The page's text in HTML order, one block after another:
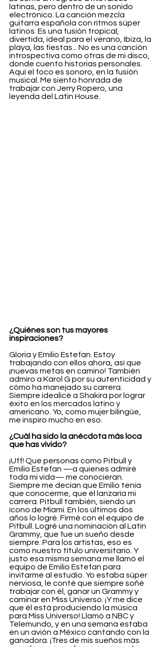
latinas, pero dentro de un sonido
electrónico. La canción mezcla
guitarra española con ritmos súper
latinos. Es una fusión tropical,
divertida, ideal para el verano, Ibiza, la
playa, las fiestas... No es una canción
introspectiva como otras de mi disco,
donde cuento historias personales.
Aquí el foco es sonoro, en la fusión
musical. Me siento honrada de
trabajar con Jerry Ropero, una
leyenda del Latin House.
¿Quiénes son tus mayores
inspiraciones?
Gloria y Emilio Estefan. Estoy
trabajando con ellos ahora, así que
¡nuevas metas en camino! También
admiro a Karol G por su autenticidad y
cómo ha manejado su carrera.
Siempre idealicé a Shakira por lograr
éxito en los mercados latino y
americano. Yo, como mujer bilingüe,
me inspiro mucho en eso.
¿Cuál ha sido la anécdota más loca
que has vivido?
¡Uff! Que personas como Pitbull y
Emilio Estefan —a quienes admiré
toda mi vida— me conocieran.
Siempre me decían que Emilio tenía
que conocerme, que él lanzaría mi
carrera. Pitbull también, siendo un
ícono de Miami. En los últimos dos
años lo logré. Firmé con el equipo de
Pitbull. Logré una nominación al Latin
Grammy, que fue un sueño desde
siempre. Para los artistas, eso es
como nuestro título universitario. Y
justo esa misma semana me llamó el
equipo de Emilio Estefan para
invitarme al estudio. Yo estaba súper
nerviosa, le conté que siempre soñé
trabajar con él, ganar un Grammy y
caminar en Miss Universo. ¡Y me dice
que él está produciendo la música
para Miss Universo! Llamó a NBC y
Telemundo, y en una semana estaba
en un avión a México cantando con la
ganadora. ¡Tres de mis sueños más